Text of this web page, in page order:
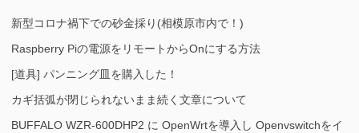
新型コロナ禍下での砂金採り(相模原市内で！)
Raspberry Piの電源をリモートからOnにする方法
[道具] パンニング皿を購入した！
カギ括弧が閉じられないまま続く文章について
BUFFALO WZR-600DHP2 に OpenWrtを導入し Openvswitchをイ